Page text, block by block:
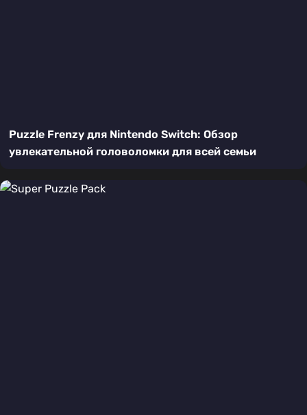
Puzzle Frenzy для Nintendo Switch: Обзор
увлекательной головоломки для всей семьи